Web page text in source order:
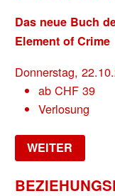
Das neue Buch
Element of Crime
Donnerstag,
ab CHF39
Verlosung
WEITER